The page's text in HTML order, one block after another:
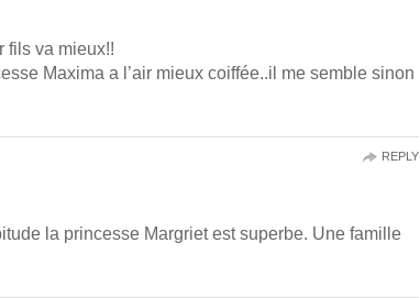
fils va mieux!!
Maxima a l’air mieux coiffée..il me semble sinon
la princesse Margriet est superbe. Une famille
REPLY